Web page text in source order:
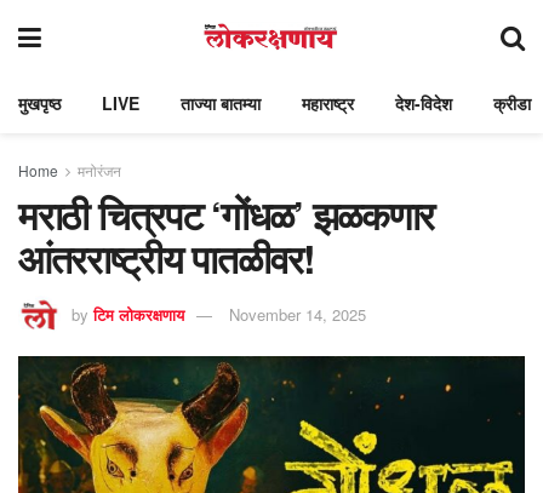
मुखपृष्ठ LIVE ताज्या बातम्या महाराष्ट्र देश-विदेश क्रीडा
Home मनोरंजन
मराठी चित्रपट ‘गोंधळ’ झळकणार
आंतरराष्ट्रीय पातळीवर!
by टिम लोकरक्षणाय November 14, 2025